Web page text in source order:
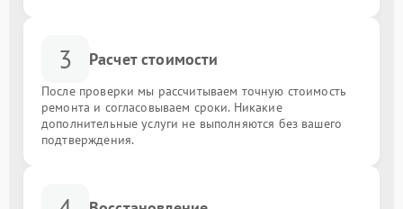
3 Расчет стоимости
После проверки мы рассчитываем точную стоимость
ремонта и согласовываем сроки. Никакие
дополнительные услуги не выполняются без вашего
подтверждения.